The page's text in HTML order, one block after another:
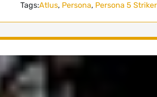
Tags:Atlus, Persona, Persona 5